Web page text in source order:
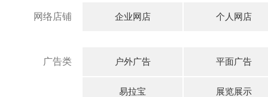
网络店铺 企业网店 个人网店
广告类 户外广告 平面广告
易拉宝 展览展示